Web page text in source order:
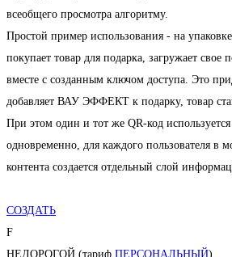
всеобщего просмотра алгоритму.
Простой пример использования - на
покупает товар для подарка, загружает свое
вместе с созданным ключом доступа. Это
добавляет ВАУ ЭФФЕКТ к подарку, товар
При этом один и тот же QR-код
одновременно, для каждого пользователя в
контента создается отдельный слой
СОЗДАТЬ
F
НЕДОРОГОЙ (тариф ПЕРСОНАЛЬНЫЙ)